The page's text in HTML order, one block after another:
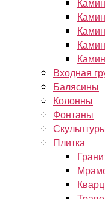
Входная
Балясины
Колонны
Фонтаны
Плитка
Кварц